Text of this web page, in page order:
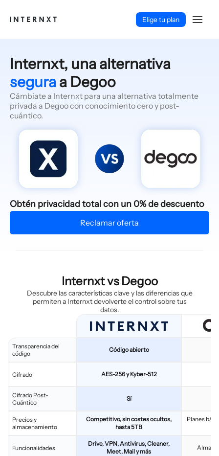
Elige tu plan
Español (ES)
seguraa Degoo
Cámbiate a Internxt para una alternativa totalmente
privada a Degoo con conocimiento cero y post-
cuántico.
Obtén privacidad total con un 0% de descuento
Reclamar oferta
Internxt vs Degoo
Descubre las características clave y las diferencias que
permiten a Internxt devolverte el control sobre tus
datos.
Transparencia del
código
Cifrado
Cifrado Post-
Cuántico
Precios y
almacenamiento
Funcionalidades
Código abierto
AES-256 y Kyber-512
Sí
Competitivo, sin costes ocultos,
hasta 5TB
Planes
Drive, VPN, Antivirus, Cleaner,
Meet, Mail y más